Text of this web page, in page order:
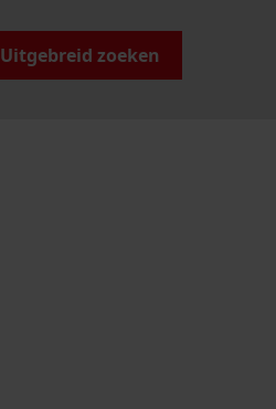
Uitgebreid zoeken